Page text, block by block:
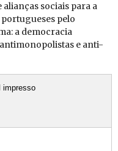
sociais para a
pelo
a democracia
e anti-
impresso